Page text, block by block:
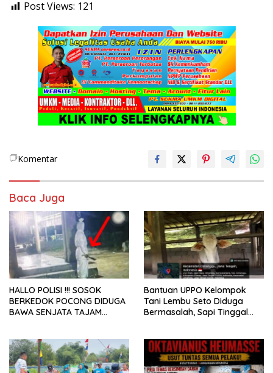
Post Views: 121
Komentar
Baca Juga
HALLO POLISI !!! SOSOK
BERKEDOK POCONG DIDUGA
BAWA SENJATA TAJAM
LEBONG
Bantuan UPPO Kelompok
Tani Lembu Seto Diduga
Bermasalah, Sapi Tinggal